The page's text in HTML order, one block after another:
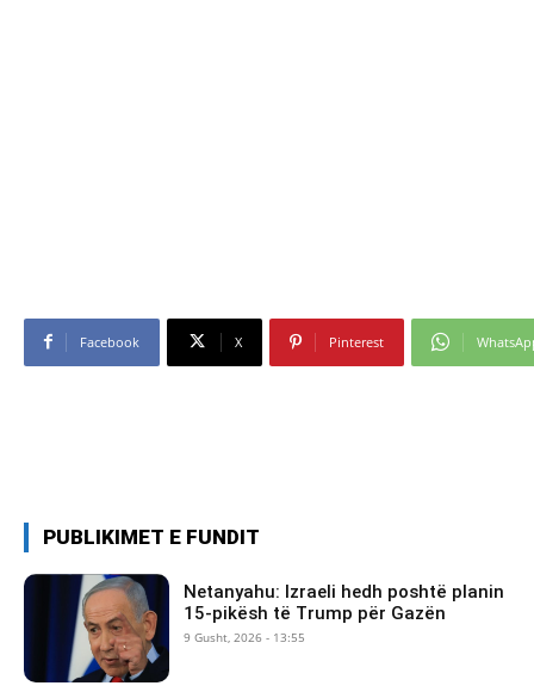
Facebook X Pinterest
PUBLIKIMET E FUNDIT
Netanyahu: Izraeli hedh poshtë planin
15-pikësh të Trump për Gazën
9 Gusht, 2026 - 13:55